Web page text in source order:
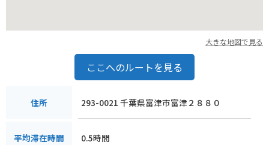
大きな地図で見る
ここへのルートを見る
住所 293-0021 千葉県富津市富津２８８０
平均滞在時間 0.5時間